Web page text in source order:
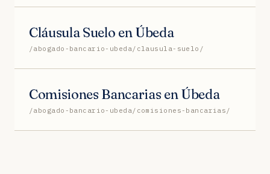
Cláusula Suelo en Úbeda
/abogado-bancario-ubeda/clausula-suelo/
Comisiones Bancarias en Úbeda
/abogado-bancario-ubeda/comisiones-bancarias/